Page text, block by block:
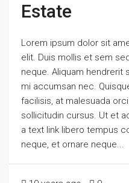
Estate
Lorem ipsum dolor sit
elit. Duis mollis et sem
neque. Aliquam hendrerit
mi accumsan nec.
facilisis, at malesuada
sollicitudin cursus. Ut et
a text link libero tempus
neque, et ornare neque...